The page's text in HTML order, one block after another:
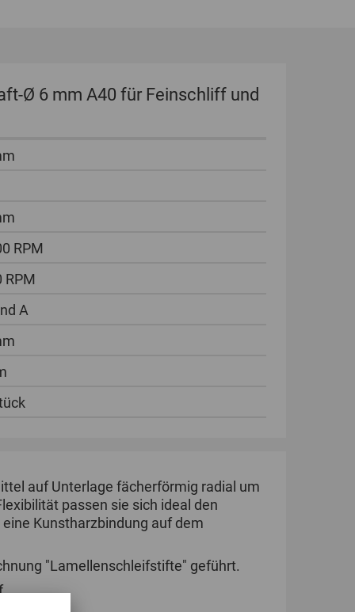
Ø 6 mm A40 für Feinschliff und
RPM
RPM
A
auf Unterlage fächerförmig radial um
passen sie sich ideal den
Kunstharzbindung auf dem
"Lamellenschleifstifte" geführt.